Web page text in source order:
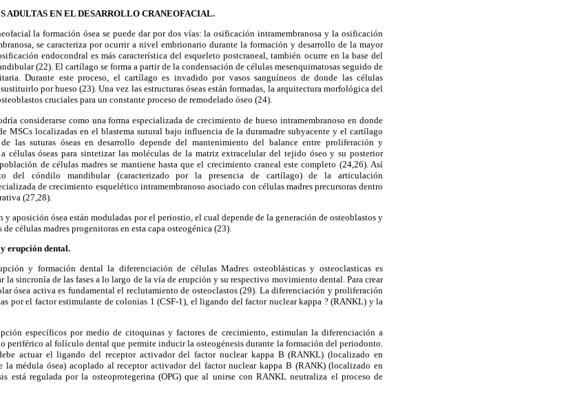
ADULTAS EN EL DESARROLLO CRANEOFACIAL.
la formación ósea se puede dar por dos vías: la osificación intramembranosa y la osificación
se caracteriza por ocurrir a nivel embrionario durante la formación y desarrollo de la mayor
endocondral es más característica del esqueleto postcraneal, también ocurre en la base del
(22). El cartílago se forma a partir de la condensación de células mesenquimatosas seguido de
Durante este proceso, el cartílago es invadido por vasos sanguíneos de donde las células
por hueso (23). Una vez las estructuras óseas están formadas, la arquitectura morfológica del
cruciales para un constante proceso de remodelado óseo (24).
considerarse como una forma especializada de crecimiento de hueso intramembranoso en donde
MSCs localizadas en el blastema sutural bajo influencia de la duramadre subyacente y el cartílago
las suturas óseas en desarrollo depende del mantenimiento del balance entre proliferación y
células óseas para sintetizar las moléculas de la matriz extracelular del tejido óseo y su posterior
de células madres se mantiene hasta que el crecimiento craneal este completo (24,26). Así
del cóndilo mandibular (caracterizado por la presencia de cartílago) de la articulación
de crecimiento esquelético intramembranoso asociado con células madres precursoras dentro
(27,28).
y aposición ósea están moduladas por el periostio, el cual depende de la generación de osteoblastos y
células madres progenitoras en esta capa osteogénica (23).
erupción dental.
y formación dental la diferenciación de células Madres osteoblásticas y osteoclasticas es
la sincronía de las fases a lo largo de la vía de erupción y su respectivo movimiento dental. Para crear
ósea activa es fundamental el reclutamiento de osteoclastos (29). La diferenciación y proliferación
por el factor estimulante de colonias 1 (CSF-1), el ligando del factor nuclear kappa ? (RANKL) y la
específicos por medio de citoquinas y factores de crecimiento, estimulan la diferenciación a
periférico al folículo dental que permite inducir la osteogénesis durante la formación del periodonto.
actuar el ligando del receptor activador del factor nuclear kappa B (RANKL) (localizado en
la médula ósea) acoplado al receptor activador del factor nuclear kappa B (RANK) (localizado en
está regulada por la osteoprotegerina (OPG) que al unirse con RANKL neutraliza el proceso de